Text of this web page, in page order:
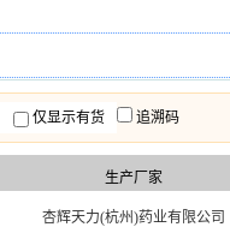
仅显示有货 追溯码
生产厂家
杏辉天力(杭州)药业有限公司